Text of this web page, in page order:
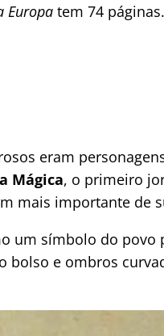
Europa tem 74
eram
Mágica, o primeiro
mais importante de
um símbolo do
bolso e ombros